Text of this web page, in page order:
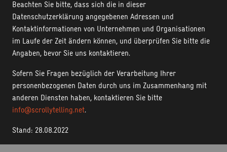
Beachten Sie bitte, dass sich die in dieser
Datenschutzerklärung angegebenen Adressen und
Kontaktinformationen von Unternehmen und Organisationen
im Laufe der Zeit ändern können, und überprüfen Sie bitte die
Angaben, bevor Sie uns kontaktieren.
Sofern Sie Fragen bezüglich der Verarbeitung Ihrer
personenbezogenen Daten durch uns im Zusammenhang mit
anderen Diensten haben, kontaktieren Sie bitte
info@scrollytelling.net.
Stand: 28.08.2022